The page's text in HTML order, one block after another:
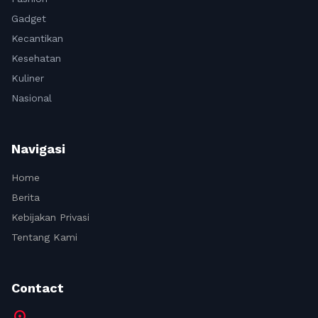
Gadget
Kecantikan
Kesehatan
Kuliner
Nasional
Navigasi
Home
Berita
Kebijakan Privasi
Tentang Kami
Contact